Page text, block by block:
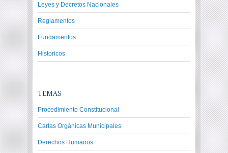
Leyes y Decretos Nacionales
Reglamentos
Fundamentos
Historicos
TEMAS
Procedimiento Constitucional
Cartas Orgánicas Municipales
Derechos Humanos